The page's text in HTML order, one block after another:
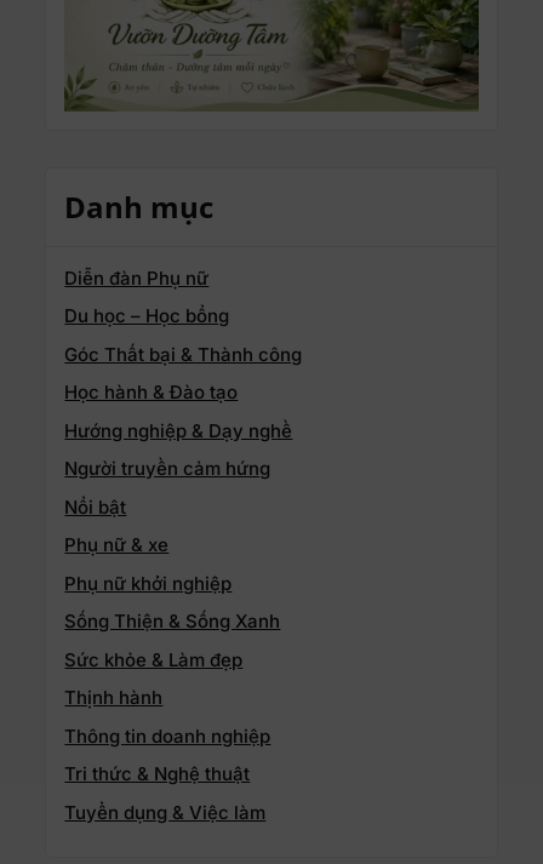
Danh mục
Diễn đàn Phụ nữ
Du học – Học bổng
Góc Thất bại & Thành công
Học hành & Đào tạo
Hướng nghiệp & Dạy nghề
Người truyền cảm hứng
Nổi bật
Phụ nữ & xe
Phụ nữ khởi nghiệp
Sống Thiện & Sống Xanh
Sức khỏe & Làm đẹp
Thịnh hành
Thông tin doanh nghiệp
Tri thức & Nghệ thuật
Tuyển dụng & Việc làm